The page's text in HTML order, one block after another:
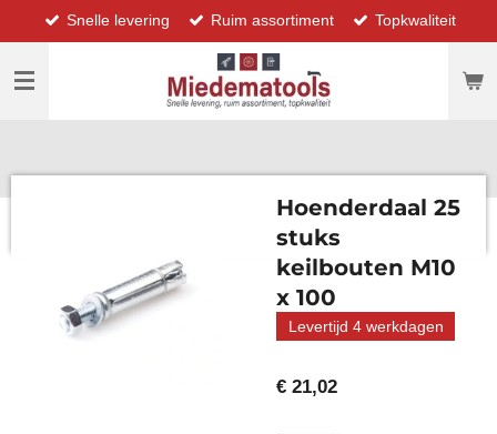
direct
naar
hoofdinhoud
Snelle levering Ruim assortiment Topkwaliteit
Hoenderdaal 25
stuks
keilbouten M10
x 100
Levertijd 4 werkdagen
€ 21,02